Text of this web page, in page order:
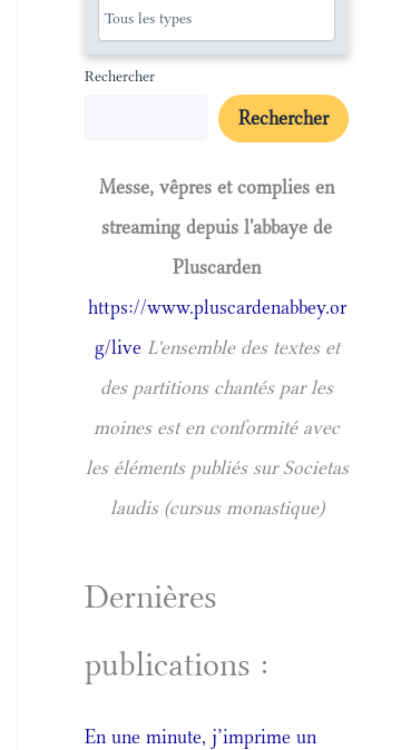
Rechercher
Rechercher
Messe, vêpres et complies en
streaming depuis l'abbaye de
Pluscarden
https://www.pluscardenabbey.or
g/live L'ensemble des textes et
des partitions chantés par les
moines est en conformité avec
les éléments publiés sur Societas
laudis (cursus monastique)
Dernières
publications :
En une minute, j’imprime un